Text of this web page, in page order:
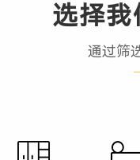
选择
通过筛